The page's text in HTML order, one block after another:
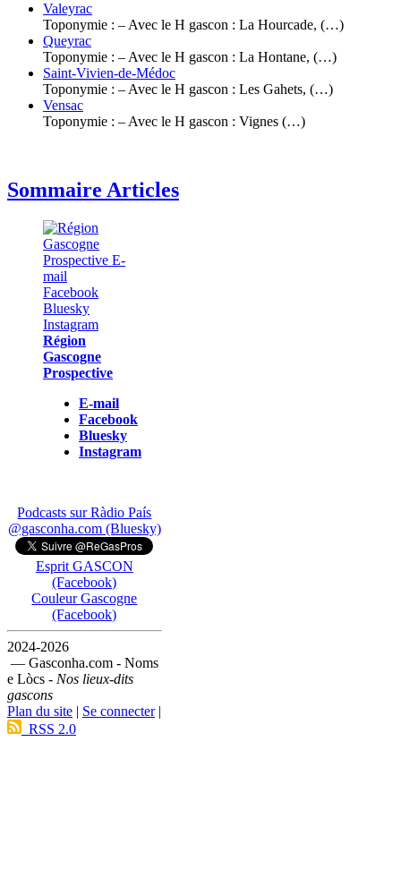
Valeyrac
Toponymie : – Avec le H gascon : La Hourcade, (…)
Queyrac
Toponymie : – Avec le H gascon : La Hontane, (…)
Saint-Vivien-de-Médoc
Toponymie : – Avec le H gascon : Les Gahets, (…)
Vensac
Toponymie : – Avec le H gascon : Vignes (…)
Sommaire Articles
Région
Gascogne
Prospective
E-mail
Facebook
Bluesky
Instagram
Podcasts sur Ràdio País
@gasconha.com (Bluesky)
Esprit GASCON
(Facebook)
Couleur Gascogne
(Facebook)
2024-2026
— Gasconha.com - Noms
e Lòcs - Nos lieux-dits
gascons
Plan du site | Se connecter|
RSS 2.0